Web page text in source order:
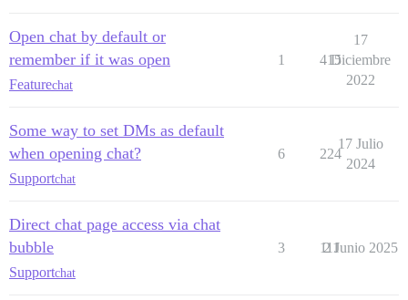
Open chat by default or
remember if it was open
Featurechat
1 415
17
Diciembre
2022
Some way to set DMs as default
when opening chat?
Supportchat
6 224
17 Julio
2024
Direct chat page access via chat
bubble
Supportchat
3 111
2 Junio 2025